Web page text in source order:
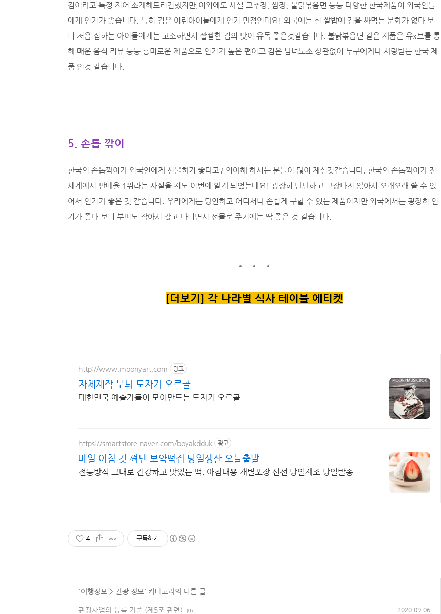
김이라고 특정 지어 소개해드리긴했지만,이외에도 사실 고추장, 쌈장, 불닭볶음면 등등 다양한 한국제품이 외국인들
에게 인기가 좋습니다. 특히 김은 어린아이들에게 인기 만점인데요! 외국에는 흰 쌀밥에 김을 싸먹는 문화가 없다 보
니 처음 접하는 아이들에게는 고소하면서 짭짤한 김의 맛이 유독 좋은것같습니다. 불닭볶음면 같은 제품은 유x브를 통
해 매운 음식 리뷰 등등 흥미로운 제품으로 인기가 높은 편이고 김은 남녀노소 상관없이 누구에게나 사랑받는 한국 제
품 인것 같습니다.
5. 손톱 깎이
한국의 손톱깍이가 외국인에게 선물하기 좋다고? 의아해 하시는 분들이 많이 계실것같습니다. 한국의 손톱깍이가 전
세계에서 판매율 1위라는 사실을 저도 이번에 알게 되었는데요! 굉장히 단단하고 고장나지 않아서 오래오래 쓸 수 있
어서 인기가 좋은 것 같습니다. 우리에게는 당연하고 어디서나 손쉽게 구할 수 있는 제품이지만 외국에서는 굉장히 인
기가 좋다 보니 부피도 작아서 갖고 다니면서 선물로 주기에는 딱 좋은 것 같습니다.
[더보기] 각 나라별 식사 테이블 에티켓
http://www.moonyart.com 광고
자체제작 무늬 도자기 오르골
대한민국 예술가들이 모여만드는 도자기 오르골
https://smartstore.naver.com/boyakdduk 광고
매일 아침 갓 쪄낸 보약떡집 당일생산 오늘출발
전통방식 그대로 건강하고 맛있는 떡. 아침대용 개별포장 신선 당일제조 당일발송
4 구독하기
'여행정보 > 관광 정보' 카테고리의 다른 글
관광사업의 등록 기준 (제5조 관련) (0) 2020.09.06